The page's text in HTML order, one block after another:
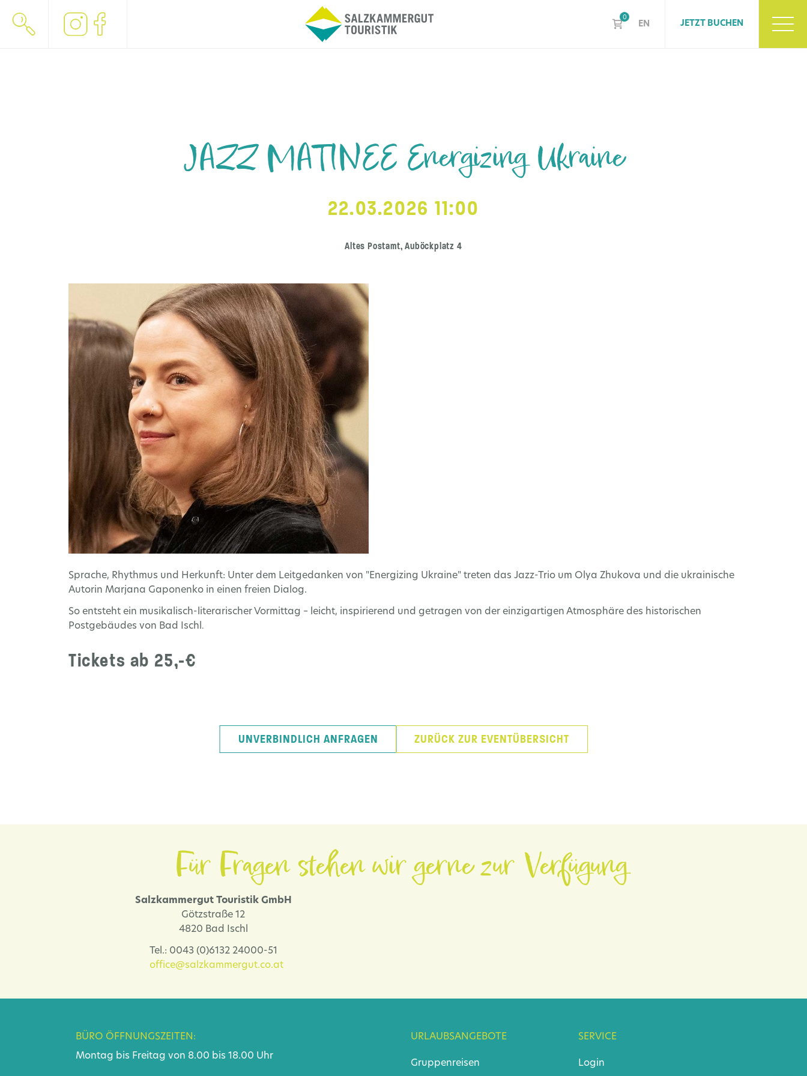
0
EN JETZT BUCHEN
JAZZ MATINEE Energizing Ukraine
22.03.2026 11:00
Altes Postamt, Auböckplatz 4
Sprache, Rhythmus und Herkunft: Unter dem Leitgedanken von "Energizing Ukraine" treten das Jazz-Trio um Olya Zhukova und die ukrainische
Autorin Marjana Gaponenko in einen freien Dialog.
So entsteht ein musikalisch-literarischer Vormittag – leicht, inspirierend und getragen von der einzigartigen Atmosphäre des historischen
Postgebäudes von Bad Ischl .
Tickets ab 25,-€
UNVERBINDLICH ANFRAGEN ZURÜCK ZUR EVENTÜBERSICHT
Für Fragen stehen wir gerne zur Verfügung.
Salzkammergut Touristik GmbH
Götzstraße 12
4820 Bad Ischl
Tel.: 0043 (0)6132 24000-51
office@salzkammergut.co.at
BÜRO ÖFFNUNGSZEITEN:
Montag bis Freitag von 8.00 bis 18.00 Uhr
URLAUBSANGEBOTE
Gruppenreisen
SERVICE
Login